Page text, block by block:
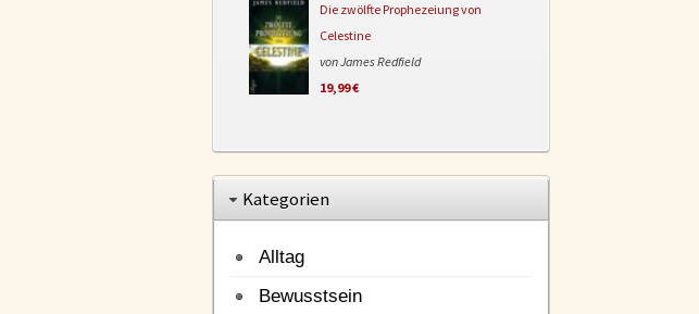
Die zwölfte Prophezeiung von
Celestine
von James Redfield
19,99 €
Kategorien
Alltag
Bewusstsein